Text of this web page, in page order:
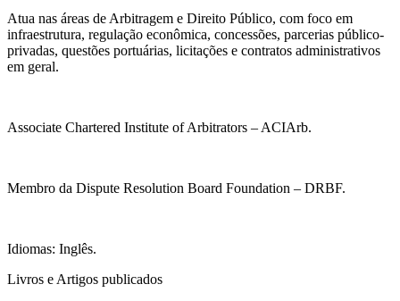
Atua nas áreas de Arbitragem e Direito Público, com foco em
infraestrutura, regulação econômica, concessões, parcerias público-
privadas, questões portuárias, licitações e contratos administrativos
em geral.
Associate Chartered Institute of Arbitrators – ACIArb.
Membro da Dispute Resolution Board Foundation – DRBF.
Idiomas: Inglês.
Livros e Artigos publicados